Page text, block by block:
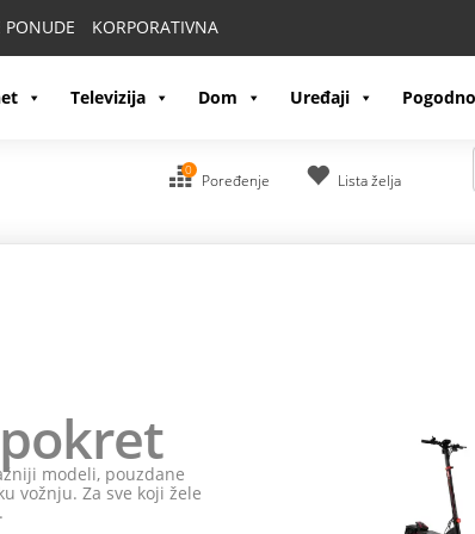
PONUDE KORPORATIVNA
Televizija Dom Uređaji
0
Poređenje Lista želja
modeli, pouzdane
vožnju. Za sve koji žele